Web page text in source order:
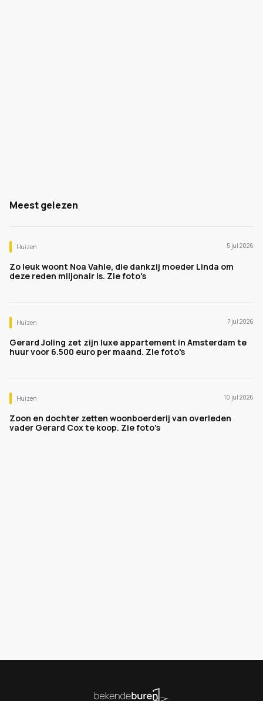
Meest gelezen
Huizen 5 jul 2026
Zo leuk woont Noa Vahle, die dankzij moeder Linda om
deze reden miljonair is. Zie foto's
Huizen 7 jul 2026
Gerard Joling zet zijn luxe appartement in Amsterdam te
huur voor 6.500 euro per maand. Zie foto's
Huizen 10 jul 2026
Zoon en dochter zetten woonboerderij van overleden
vader Gerard Cox te koop. Zie foto's